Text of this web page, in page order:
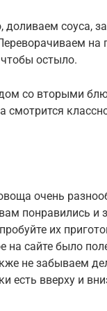
соуса,
на
остыло.
со вторыми
смотрится
очень
понравились и
их
сайте было
не забываем
есть вверху и